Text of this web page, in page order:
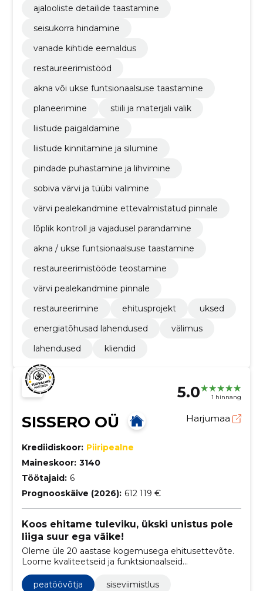
ajalooliste detailide taastamine
seisukorra hindamine
vanade kihtide eemaldus
restaureerimistööd
akna või ukse funtsionaalsuse taastamine
planeerimine
stiili ja materjali valik
liistude paigaldamine
liistude kinnitamine ja silumine
pindade puhastamine ja lihvimine
sobiva värvi ja tüübi valimine
värvi pealekandmine ettevalmistatud pinnale
lõplik kontroll ja vajadusel parandamine
akna / ukse funtsionaalsuse taastamine
restaureerimistööde teostamine
värvi pealekandmine pinnale
restaureerimine
ehitusprojekt
uksed
energiatõhusad lahendused
välimus
lahendused
kliendid
5.0 1 hinnang
SISSERO OÜ Harjumaa
Krediidiskoor: Piiripealne
Maineskoor: 3140
Töötajaid: 6
Prognooskäive (2026): 612 119 €
Koos ehitame tuleviku, ükski unistus pole
liiga suur ega väike!
Oleme üle 20 aastase kogemusega ehitusettevõte.
Loome kvaliteetseid ja funktsionaalseid
ehituslahendusi. Ehitame teile kodu või äripinna
"võtmed kätte" meetodil
peatöövõtja
siseviimistlus